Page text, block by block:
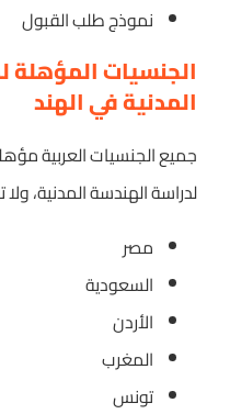
نموذج طلب القبول
الجنسيات المؤهلة
المدنية في الهند
جميع الجنسيات العربية
لدراسة الهندسة المدنية،
مصر
السعودية
الأردن
المغرب
تونس